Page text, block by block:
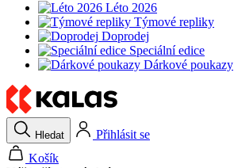
Léto 2026
Týmové repliky
Doprodej
Speciální edice
Dárkové poukazy
Hledat
Přihlásit se
Košík